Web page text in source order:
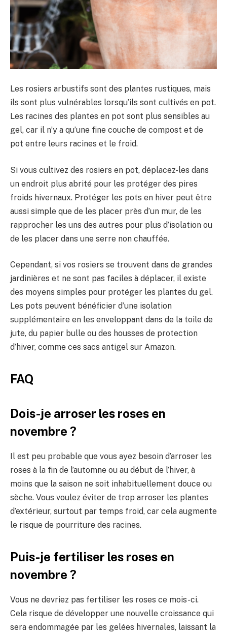
Les rosiers arbustifs sont des plantes rustiques, mais
ils sont plus vulnérables lorsqu’ils sont cultivés en pot.
Les racines des plantes en pot sont plus sensibles au
gel, car il n’y a qu’une fine couche de compost et de
pot entre leurs racines et le froid.
Si vous cultivez des rosiers en pot, déplacez-les dans
un endroit plus abrité pour les protéger des pires
froids hivernaux. Protéger les pots en hiver peut être
aussi simple que de les placer près d’un mur, de les
rapprocher les uns des autres pour plus d’isolation ou
de les placer dans une serre non chauffée.
Cependant, si vos rosiers se trouvent dans de grandes
jardinières et ne sont pas faciles à déplacer, il existe
des moyens simples pour protéger les plantes du gel.
Les pots peuvent bénéficier d’une isolation
supplémentaire en les enveloppant dans de la toile de
jute, du papier bulle ou des housses de protection
d’hiver, comme ces sacs antigel sur Amazon.
FAQ
Dois-je arroser les roses en
novembre ?
Il est peu probable que vous ayez besoin d’arroser les
roses à la fin de l’automne ou au début de l’hiver, à
moins que la saison ne soit inhabituellement douce ou
sèche. Vous voulez éviter de trop arroser les plantes
d’extérieur, surtout par temps froid, car cela augmente
le risque de pourriture des racines.
Puis-je fertiliser les roses en
novembre ?
Vous ne devriez pas fertiliser les roses ce mois-ci.
Cela risque de développer une nouvelle croissance qui
sera endommagée par les gelées hivernales, laissant la